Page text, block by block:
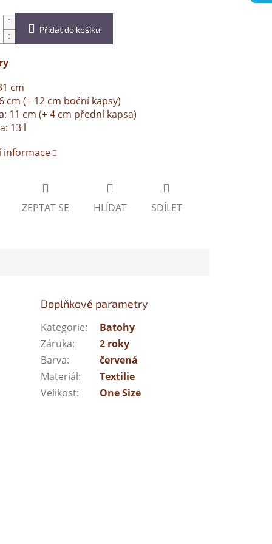
Přidat do košíku
cm
cm (+ 12 cm boční kapsy)
11 cm (+ 4 cm přední kapsa)
13 l
informace
ZEPTAT SE HLÍDAT SDÍLET
Doplňkové parametry
Kategorie:
Batohy
Záruka:
2 roky
Barva:
červená
Materiál:
Textilie
Velikost: One Size